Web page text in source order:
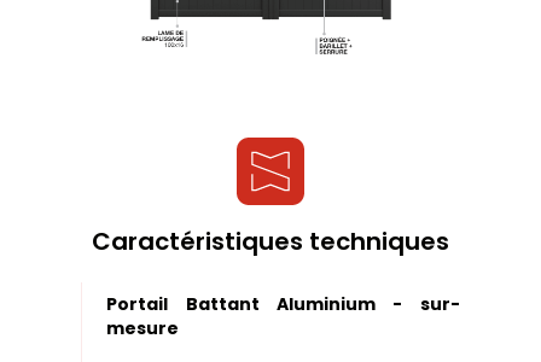
Caractéristiques techniques
Portail Battant Aluminium - sur-
mesure